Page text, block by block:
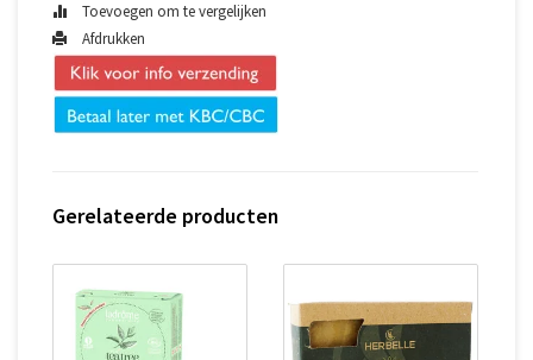
Toevoegen om te vergelijken
Afdrukken
Gerelateerde producten